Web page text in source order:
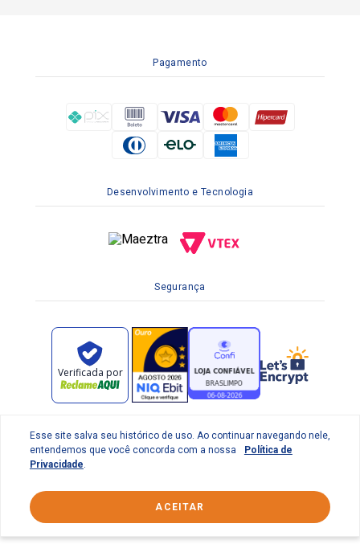
Pagamento
Desenvolvimento e Tecnologia
Segurança
Guarulhos/SP CEP: 07140-010 | CNPJ 65.833.410/0001-69
Esse site salva seu histórico de uso. Ao continuar navegando nele,
entendemos que você concorda com a nossa
Política de
Privacidade.
ACEITAR